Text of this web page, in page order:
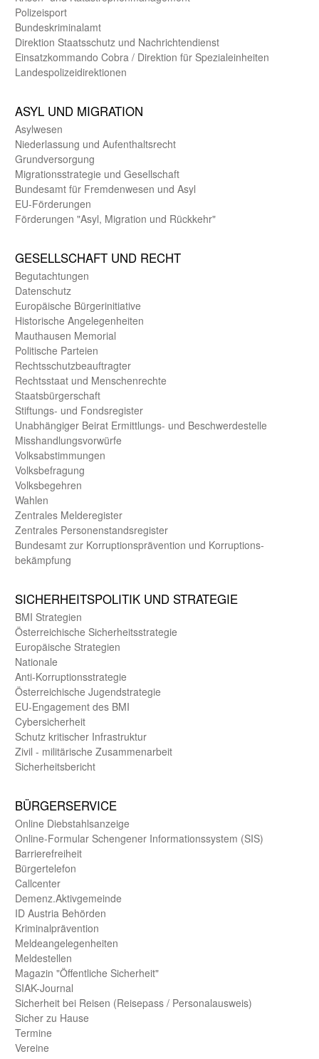
Polizeisport
Bundes­kriminal­amt
Direktion Staats­schutz und Nach­richten­dienst
Einsatz­kommando Cobra / Direktion für Spezialeinheiten
Landes­polizei­direk­tionen
ASYL UND MIGRA­TION
Asyl­wesen
Nieder­lassung und Aufent­halts­recht
Grund­versorgung
Migrations­strategie und Gesell­schaft
Bundes­amt für Fremden­wesen und Asyl
EU-Förde­rungen
Förderungen "Asyl, Migration und Rückkehr"
GE­SELL­SCHAFT UND RECHT
Begut­achtungen
Daten­schutz
Europäische Bürger­initiative
Historische Angelegen­heiten
Mauthausen Memorial
Politische Parteien
Rechts­schutz­beauftragter
Rechts­staat und Menschen­rechte
Staats­bürger­schaft
Stiftungs- und Fonds­register
Unab­hängiger Beirat Ermittlungs- und Beschwerde­stelle
Misshandlungs­vorwürfe
Volks­abstimmungen
Volks­befragung
Volks­begehren
Wahlen
Zentrales Melde­register
Zentrales Personen­stands­register
Bundes­amt zur Korrup­tions­prävention und Korrup­tions­
bekämpfung
SICHER­HEITS­POLITIK UND STRATEGIE
BMI Strategien
Öster­reichische Sicherheits­strategie
Europäische Strategien
Nationale
Anti-Korruptions­strategie
Öster­reichische Jugend­strategie
EU-Engagement des BMI
Cybersicherheit
Schutz kritischer Infra­struktur
Zivil - militärische Zusammen­arbeit
Sicherheits­bericht
BÜRGER­SERVICE
Online Diebstahls­anzeige
Online-Formular Schengener Informationssystem (SIS)
Barriere­freiheit
Bürger­telefon
Call­center
Demenz.Aktiv­gemeinde
ID Austria Behörden
Kriminal­prävention
Melde­an­ge­le­gen­heiten
Meld­estellen
Magazin "Öffentliche Sicherheit"
SIAK-Journal
Sicherheit bei Reisen (Reise­pass / Personal­ausweis)
Sicher zu Hause
Termine
Vereine